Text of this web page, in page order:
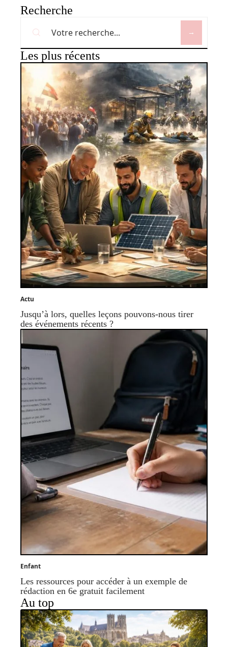
Recherche
Les plus récents
Actu
Jusqu’à lors, quelles leçons pouvons-nous tirer
des événements récents ?
Enfant
Les ressources pour accéder à un exemple de
rédaction en 6e gratuit facilement
Au top